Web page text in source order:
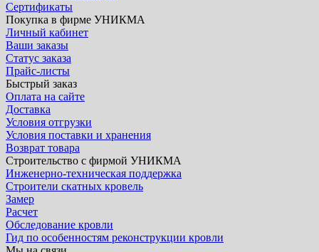
Сертификаты
Покупка в фирме УНИКМА
Личный кабинет
Ваши заказы
Статус заказа
Прайс-листы
Быстрый заказ
Оплата на сайте
Доставка
Условия отгрузки
Условия поставки и хранения
Возврат товара
Строительство с фирмой УНИКМА
Инженерно-техническая поддержка
Строители скатных кровель
Замер
Расчет
Обследование кровли
Гид по особенностям реконструкции кровли